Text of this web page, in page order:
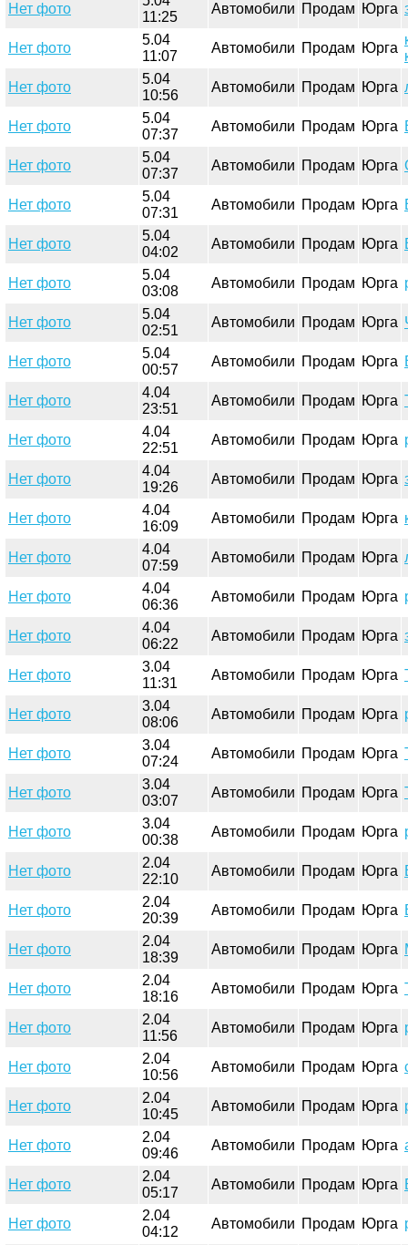
Нет фото
11:25
Автомобили Продам Юрга
Нет фото
5.04
11:07
Автомобили Продам Юрга
Нет фото
5.04
10:56
Автомобили Продам Юрга
Нет фото
5.04
07:37
Автомобили Продам Юрга
Нет фото
5.04
07:37
Автомобили Продам Юрга
Нет фото
5.04
07:31
Автомобили Продам Юрга
Нет фото
5.04
04:02
Автомобили Продам Юрга
Нет фото
5.04
03:08
Автомобили Продам Юрга
Нет фото
5.04
02:51
Автомобили Продам Юрга
Нет фото
5.04
00:57
Автомобили Продам Юрга
Нет фото
4.04
23:51
Автомобили Продам Юрга
Нет фото
4.04
22:51
Автомобили Продам Юрга
Нет фото
4.04
19:26
Автомобили Продам Юрга
Нет фото
4.04
16:09
Автомобили Продам Юрга
Нет фото
4.04
07:59
Автомобили Продам Юрга
Нет фото
4.04
06:36
Автомобили Продам Юрга
Нет фото
4.04
06:22
Автомобили Продам Юрга
Нет фото
3.04
11:31
Автомобили Продам Юрга
Нет фото
3.04
08:06
Автомобили Продам Юрга
Нет фото
3.04
07:24
Автомобили Продам Юрга
Нет фото
3.04
03:07
Автомобили Продам Юрга
Нет фото
3.04
00:38
Автомобили Продам Юрга
Нет фото
2.04
22:10
Автомобили Продам Юрга
Нет фото
2.04
20:39
Автомобили Продам Юрга
Нет фото
2.04
18:39
Автомобили Продам Юрга
Нет фото
2.04
18:16
Автомобили Продам Юрга
Нет фото
2.04
11:56
Автомобили Продам Юрга
Нет фото
2.04
10:56
Автомобили Продам Юрга
Нет фото
2.04
10:45
Автомобили Продам Юрга
Нет фото
2.04
09:46
Автомобили Продам Юрга
Нет фото
2.04
05:17
Автомобили Продам Юрга
Нет фото
2.04
04:12
Автомобили Продам Юрга